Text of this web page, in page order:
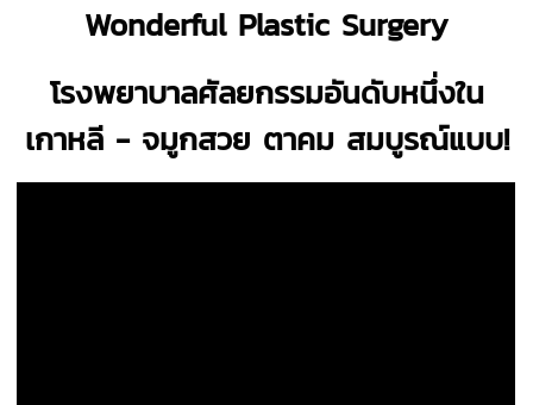
Wonderful Plastic Surgery
โรงพยาบาลศัลยกรรมอันดับหนึ่งใน
เกาหลี - จมูกสวย ตาคม สมบูรณ์แบบ!